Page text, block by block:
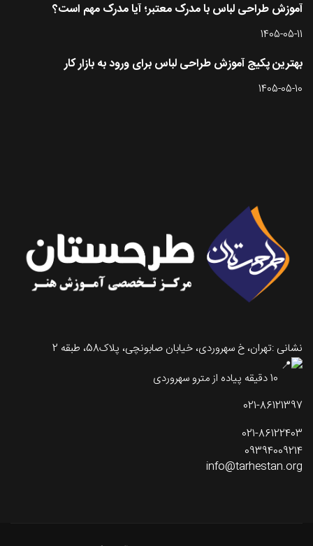
آموزش طراحی لباس با مدرک معتبر؛ آیا مدرک مهم است؟
1405-05-11
بهترین پکیج آموزش طراحی لباس برای ورود به بازار کار
1405-05-10
نشانی :تهران، خ سهروردی، خیابان صابونچی، پلاک58، طبقه 2
021-86121397
021-86122403
09394009214
info@tarhestan.org